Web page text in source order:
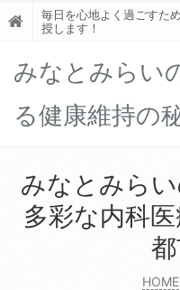
毎日を心地よく過ごすた
授します！
みなとみらい
る健康維持の
みなとみら
多彩な内科
HOME